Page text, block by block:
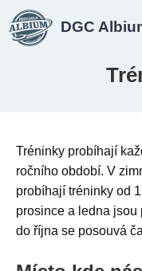
DGC
Tréninky probíhají
ročního období. V
probíhají tréninky od
prosince a ledna jsou
do října se posouvá